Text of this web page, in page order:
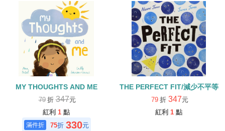
MY THOUGHTS AND ME
79 折347元
紅利 1 點
75折 330元
THE PERFECT FIT/減少不平等
79 折 347元
紅利 1 點